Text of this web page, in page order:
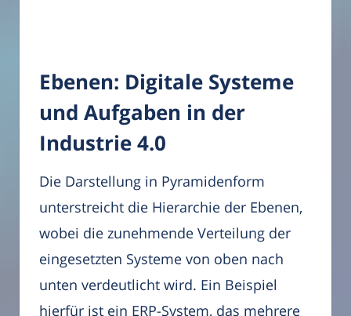
Ebenen: Digitale Systeme
und Aufgaben in der
Industrie 4.0
Die Darstellung in Pyramidenform
unterstreicht die Hierarchie der Ebenen,
wobei die zunehmende Verteilung der
eingesetzten Systeme von oben nach
unten verdeutlicht wird. Ein Beispiel
hierfür ist ein ERP-System, das mehrere